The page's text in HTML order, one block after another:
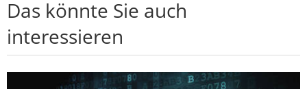
Das könnte Sie auch
interessieren